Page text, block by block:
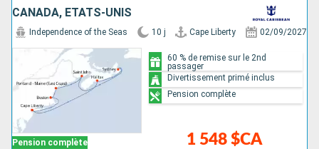
CANADA, ÉTATS-UNIS
Pension complète
Independence of the Seas 10 j Cape Liberty 02/09/2027
1 548 $CA
60 % de remise sur le 2nd
passager
Divertissement primé inclus
Pension complète